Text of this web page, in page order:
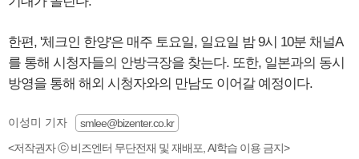
한편, '체크인 한양'은 매주 토요일, 일요일 밤 9시 10분 채널A
를 통해 시청자들의 안방극장을 찾는다. 또한, 일본과의 동시
방영을 통해 해외 시청자와의 만남도 이어갈 예정이다.
이성미 기자
smlee@bizenter.co.kr
<저작권자 ⓒ 비즈엔터 무단전재 및 재배포, AI학습 이용 금지>